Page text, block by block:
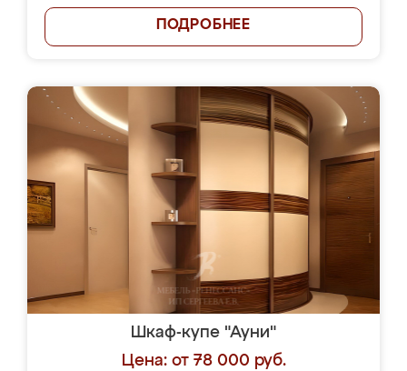
ПОДРОБНЕЕ
Шкаф-купе "Ауни"
Цена: от 78 000 руб.